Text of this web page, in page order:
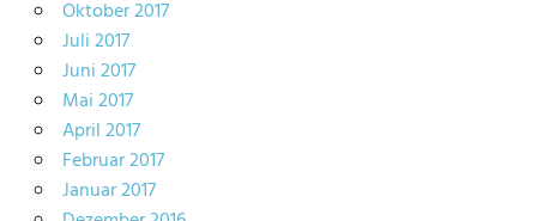
Oktober 2017
Juli 2017
Juni 2017
Mai 2017
April 2017
Februar 2017
Januar 2017